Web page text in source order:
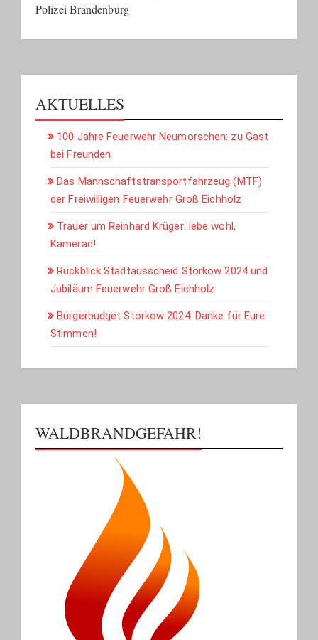
Polizei Brandenburg
AKTUELLES
100 Jahre Feuerwehr Neumorschen: zu Gast
bei Freunden
Das Mannschaftstransportfahrzeug (MTF)
der Freiwilligen Feuerwehr Groß Eichholz
Trauer um Reinhard Krüger: lebe wohl,
Kamerad!
Rückblick Stadtausscheid Storkow 2024 und
Jubiläum Feuerwehr Groß Eichholz
Bürgerbudget Storkow 2024: Danke für Eure
Stimmen!
WALDBRANDGEFAHR!